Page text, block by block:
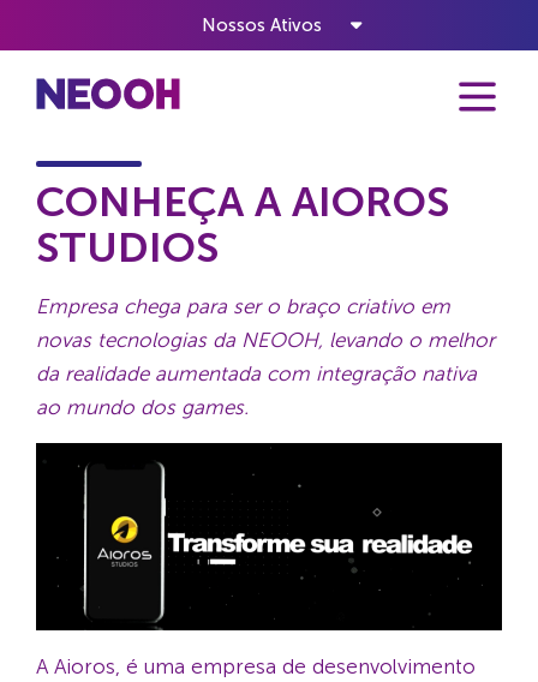
Nossos Ativos
CONHEÇA A AIOROS
STUDIOS
Empresa chega para ser o braço criativo em
novas tecnologias da NEOOH, levando o melhor
da realidade aumentada com integração nativa
ao mundo dos games.
A Aioros, é uma empresa de desenvolvimento